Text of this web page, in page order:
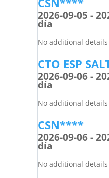
2026-09-05 -
día
No additional
CTO ESP
2026-09-06 -
día
No additional
CSN****
2026-09-06 -
día
No additional